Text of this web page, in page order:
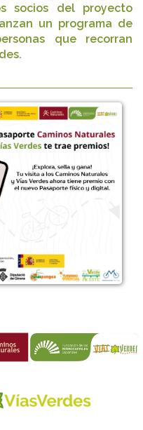
socios del proyecto
un programa de
que recorran